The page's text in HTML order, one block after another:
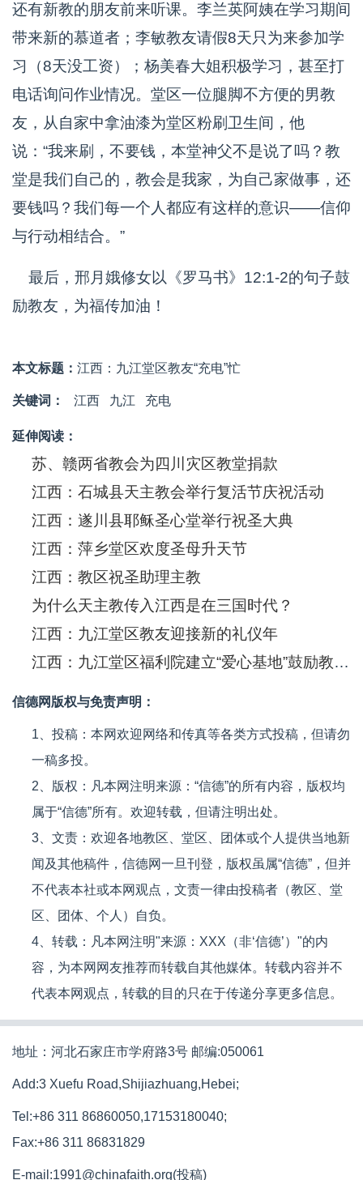
还有新教的朋友前来听课。李兰英阿姨在学习期间
带来新的慕道者；李敏教友请假8天只为来参加学
习（8天没工资）；杨美春大姐积极学习，甚至打
电话询问作业情况。堂区一位腿脚不方便的男教
友，从自家中拿油漆为堂区粉刷卫生间，他
说：“我来刷，不要钱，本堂神父不是说了吗？教
堂是我们自己的，教会是我家，为自己家做事，还
要钱吗？我们每一个人都应有这样的意识——信仰
与行动相结合。”
最后，邢月娥修女以《罗马书》12:1-2的句子鼓
励教友，为福传加油！
本文标题： 江西：九江堂区教友“充电”忙
关键词： 江西 九江 充电
延伸阅读：
苏、赣两省教会为四川灾区教堂捐款
江西：石城县天主教会举行复活节庆祝活动
江西：遂川县耶稣圣心堂举行祝圣大典
江西：萍乡堂区欢度圣母升天节
江西：教区祝圣助理主教
为什么天主教传入江西是在三国时代？
江西：九江堂区教友迎接新的礼仪年
江西：九江堂区福利院建立“爱心基地”鼓励教友践行爱德
信德网版权与免责声明：
1、投稿：本网欢迎网络和传真等各类方式投稿，但请勿
一稿多投。
2、版权：凡本网注明来源：“信德”的所有内容，版权均
属于“信德”所有。欢迎转载，但请注明出处。
3、文责：欢迎各地教区、堂区、团体或个人提供当地新
闻及其他稿件，信德网一旦刊登，版权虽属“信德”，但并
不代表本社或本网观点，文责一律由投稿者（教区、堂
区、团体、个人）自负。
4、转载：凡本网注明"来源：XXX（非‘信德’）"的内
容，为本网网友推荐而转载自其他媒体。转载内容并不
代表本网观点，转载的目的只在于传递分享更多信息。
地址：河北石家庄市学府路3号 邮编:050061
Add:3 Xuefu Road,Shijiazhuang,Hebei;
Tel:+86 311 86860050,17153180040;
Fax:+86 311 86831829
E-mail:1991@chinafaith.org(投稿)